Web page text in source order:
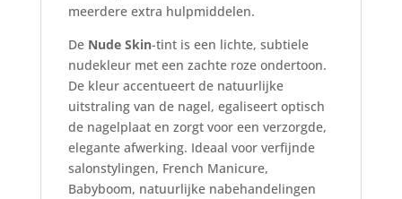
meerdere extra hulpmiddelen.
De Nude Skin-tint is een lichte, subtiele
nudekleur met een zachte roze ondertoon.
De kleur accentueert de natuurlijke
uitstraling van de nagel, egaliseert optisch
de nagelplaat en zorgt voor een verzorgde,
elegante afwerking. Ideaal voor verfijnde
salonstylingen, French Manicure,
Babyboom, natuurlijke nabehandelingen